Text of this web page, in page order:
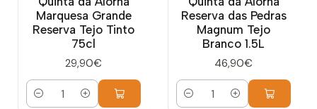
Marquesa Grande
Reserva Tejo Tinto
75cl
29,90€
Cantidad
Reserva das Pedras
Magnum Tejo
Branco 1.5L
46,90€
Cantidad